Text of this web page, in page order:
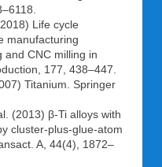
Life cycle
manufacturing
and CNC milling in
177, 438–447.
Titanium. Springer
(2013) β-Ti alloys with
cluster-plus-glue-atom
A, 44(4), 1872–